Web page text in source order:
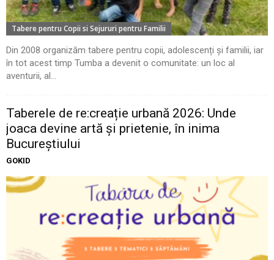
Tabere pentru Copii si Sejururi pentru Familii
Din 2008 organizăm tabere pentru copii, adolescenți și familii, iar
în tot acest timp Tumba a devenit o comunitate: un loc al
aventurii, al...
Taberele de re:creație urbană 2026: Unde
joaca devine artă și prietenie, în inima
Bucureștiului
GOKID